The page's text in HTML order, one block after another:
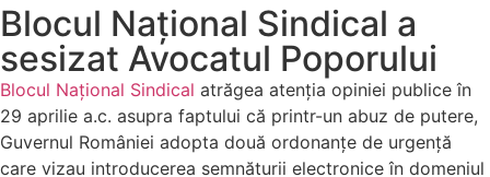
Blocul Național Sindical a
sesizat Avocatul Poporului
Blocul Național Sindical atrăgea atenția opiniei publice în
29 aprilie a.c. asupra faptului că printr-un abuz de putere,
Guvernul României adopta două ordonanțe de urgență
care vizau introducerea semnăturii electronice în domeniul